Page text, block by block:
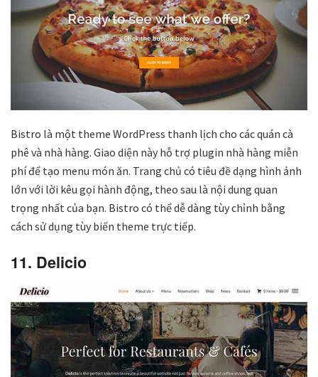
Bistro là một theme WordPress thanh lịch cho các quán cà
phê và nhà hàng. Giao diện này hỗ trợ plugin nhà hàng miễn
phí để tạo menu món ăn. Trang chủ có tiêu đề dạng hình ảnh
lớn với lời kêu gọi hành động, theo sau là nội dung quan
trọng nhất của bạn. Bistro có thể dễ dàng tùy chỉnh bằng
cách sử dụng tùy biến theme trực tiếp.
11. Delicio